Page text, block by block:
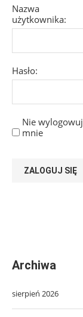
Nazwa
użytkownika:
Hasło:
Nie wylogowuj
mnie
ZALOGUJ SIĘ
Archiwa
sierpień 2026